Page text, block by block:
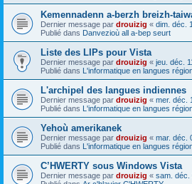
Kemennadenn a-berzh breizh-
Dernier message par drouizig « dim. déc.
Publié dans Danvezioù all a-bep seurt
Liste des LIPs pour Vista
Dernier message par drouizig « jeu. déc.
Publié dans L'informatique en langues
L'archipel des langues indiennes
Dernier message par drouizig « mer. déc.
Publié dans L'informatique en langues
Yehoù amerikanek
Dernier message par drouizig « mar. déc.
Publié dans L'informatique en langues
C’HWERTY sous Windows Vista
Dernier message par drouizig « sam. déc.